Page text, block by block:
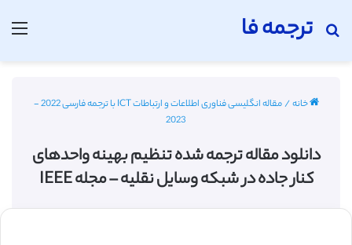
ترجمه فا
جستجو برای
خانه/
مقاله انگلیسی فناوری اطلاعات و ارتباطات ICT با ترجمه فارسی 2022 -
2023
دانلود مقاله ترجمه شده تنظیم بهینه واحدهای
کنار جاده در شبکه وسایل نقلیه – مجله IEEE